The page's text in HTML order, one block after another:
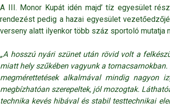
A III. Monor Kupát idén majd’ tíz egyesület
rendezést pedig a hazai egyesület
verseny alatt ilyenkor több száz sportoló mutatja
„A hosszú nyári szünet után rövid volt a
miatt hely szűkében vagyunk a
megmérettetések alkalmával mindig nagyon
megbízhatóan szerepeltek, jól mozogtak.
technika kevés hibával és stabil testtechnikai